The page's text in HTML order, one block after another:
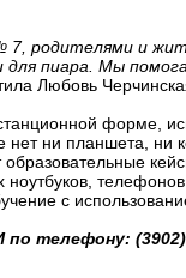
родителями и
для пиара. Мы
Любовь
форме,
нет ни планшета,
ноутбуков,
с
телефону: